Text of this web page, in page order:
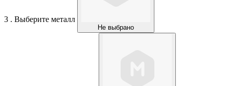
3 . Выберите металл
Не выбрано